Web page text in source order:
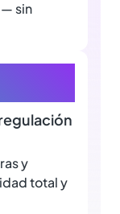
sin
y
total y